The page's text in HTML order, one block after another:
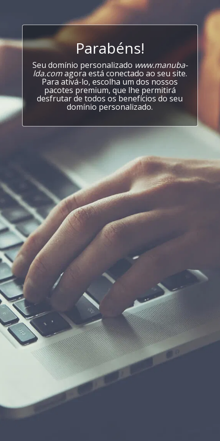
Parabéns!
Seu domínio personalizado www.manuba-
lda.comagora está conectado ao seu site.
Para ativá-lo, escolha um dos nossos
pacotes premium, que lhe permitirá
desfrutar de todos os benefícios do seu
domínio personalizado.